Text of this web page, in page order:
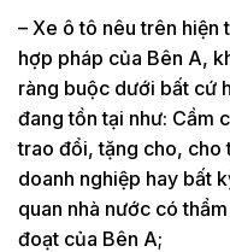
– Xe ô tô nêu trên hiện
hợp pháp của Bên A,
ràng buộc d­ưới bất cứ
đang tồn tại như: Cầm
trao đổi, tặng cho, cho
doanh nghiệp hay bất
quan nhà n­ước có
đoạt của Bên A;